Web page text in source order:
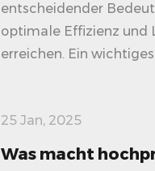
entscheidender
optimale Effizienz und
erreichen. Ein
25 Jan, 2025
Was macht